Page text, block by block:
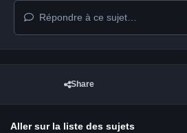
Répondre à ce sujet…
Share
Aller sur la liste des sujets